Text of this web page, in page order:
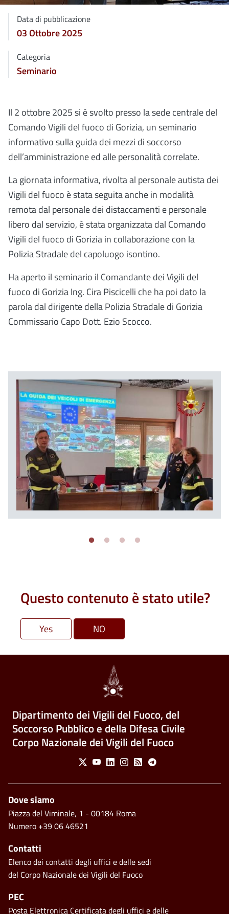
Data di pubblicazione
03 Ottobre 2025
Categoria
Seminario
Il 2 ottobre 2025 si è svolto presso la sede centrale del
Comando Vigili del fuoco di Gorizia, un seminario
informativo sulla guida dei mezzi di soccorso
dell’amministrazione ed alle personalità correlate.
La giornata informativa, rivolta al personale autista dei
Vigili del fuoco è stata seguita anche in modalità
remota dal personale dei distaccamenti e personale
libero dal servizio, è stata organizzata dal Comando
Vigili del fuoco di Gorizia in collaborazione con la
Polizia Stradale del capoluogo isontino.
Ha aperto il seminario il Comandante dei Vigili del
fuoco di Gorizia Ing. Cira Piscicelli che ha poi dato la
parola dal dirigente della Polizia Stradale di Gorizia
Commissario Capo Dott. Ezio Scocco.
Questo contenuto è stato utile?
Dipartimento dei Vigili del Fuoco, del
Soccorso Pubblico e della Difesa Civile
Corpo Nazionale dei Vigili del Fuoco
Social Menu
X YoutubeLinkedinInstagram
Feed Telegram
Piè di pagina
Dove siamo
Piazza del Viminale, 1 - 00184 Roma
Numero +39 06 46521
Contatti
Elenco dei contatti degli uffici e delle sedi
del Corpo Nazionale dei Vigili del Fuoco
PEC
Posta Elettronica Certificata degli uffici e delle